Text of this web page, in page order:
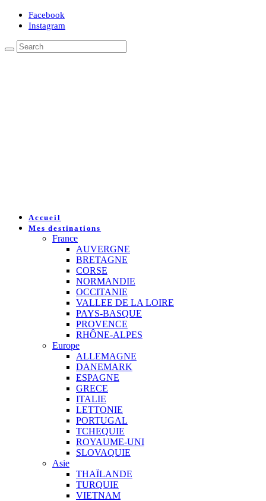
Facebook
Instagram
Accueil
Mes destinations
France
AUVERGNE
BRETAGNE
CORSE
NORMANDIE
OCCITANIE
VALLEE DE LA LOIRE
PAYS-BASQUE
PROVENCE
RHÔNE-ALPES
Europe
ALLEMAGNE
DANEMARK
ESPAGNE
GRECE
ITALIE
LETTONIE
PORTUGAL
TCHEQUIE
ROYAUME-UNI
SLOVAQUIE
Asie
THAÏLANDE
TURQUIE
VIETNAM